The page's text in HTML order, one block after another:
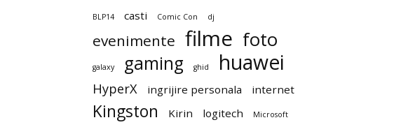
BLP14 casti Comic Con dj
evenimente filme foto
galaxy gaming ghid huawei
HyperX ingrijire personala internet
Kingston Kirin logitech Microsoft